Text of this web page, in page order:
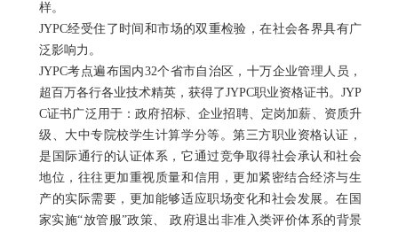
样。
JYPC经受住了时间和市场的双重检验，在社会各界具有广
泛影响力。
JYPC考点遍布国内32个省市自治区，十万企业管理人员，
超百万各行各业技术精英，获得了JYPC职业资格证书。 JYP
C证书广泛用于：政府招标、企业招聘、定岗加薪、资质升
级、大中专院校学生计算学分等。第三方职业资格认证，
是国际通行的认证体系，它通过竞争取得社会承认和社会
地位，往往更加重视质量和信用，更加紧密结合经济与生
产的实际需要，更加能够适应职场变化和社会发展。在国
家实施“放管服”政策、 政府退出非准入类评价体系的背景